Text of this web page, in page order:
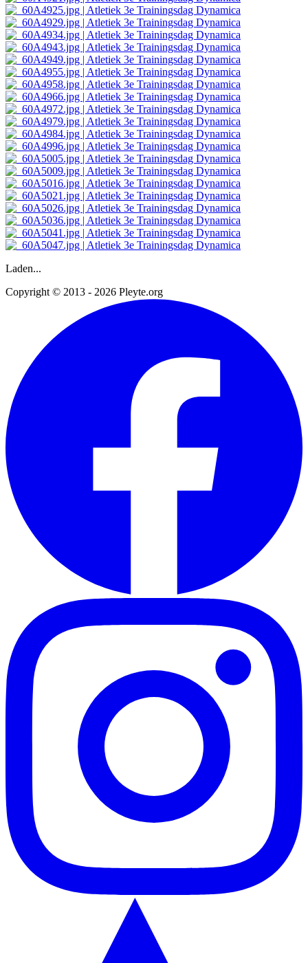
Laden...
Copyright © 2013 - 2026 Pleyte.org